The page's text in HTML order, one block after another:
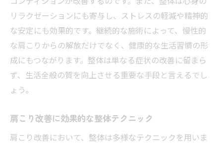
リラクゼーションにも寄与し、ストレスの軽減や精神的
な安定にも効果的です。継続的な施術によって、慢性的
な肩こりからの解放だけでなく、健康的な生活習慣の形
成にもつながります。整体は単なる症状の改善に留まら
ず、生活全般の質を向上させる重要な手段と言えるでし
ょう。
肩こり改善に効果的な整体テクニック
肩こり改善において、整体は多様なテクニックを用いま